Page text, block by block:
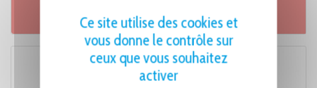
Fiche produit
Ce site utilise des cookies et
vous donne le contrôle sur
ceux que vous souhaitez
activer